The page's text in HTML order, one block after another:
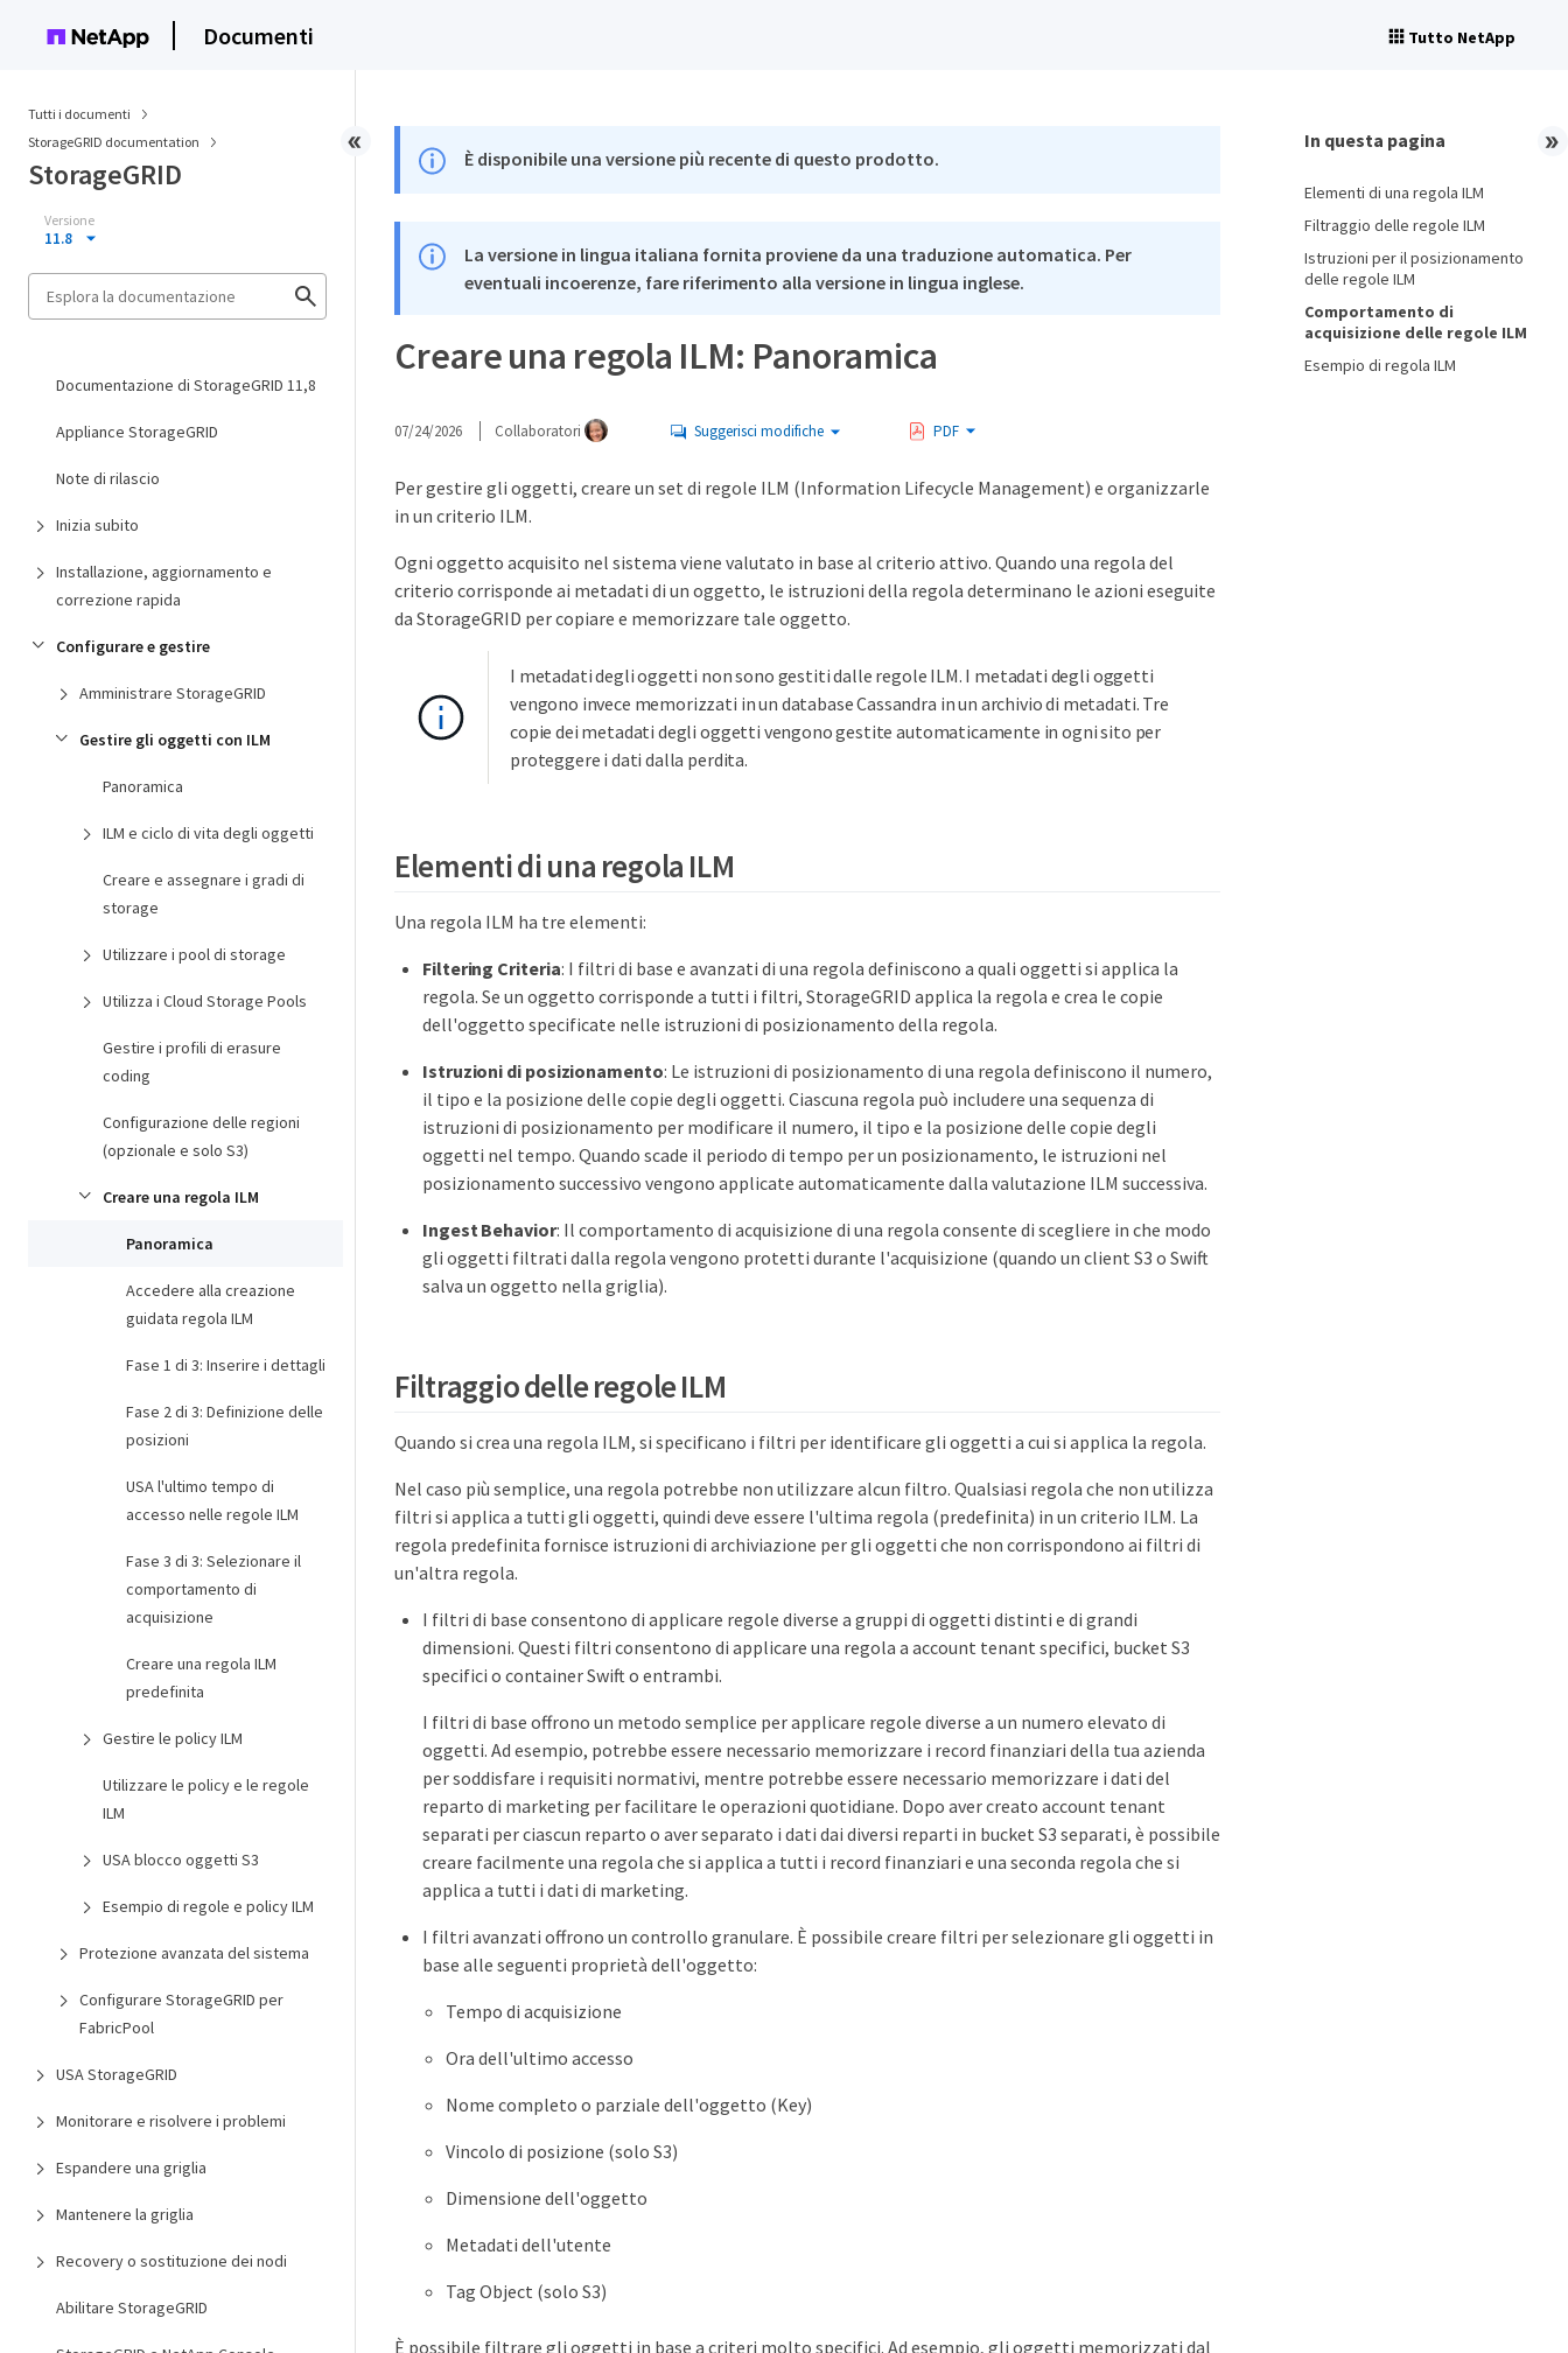
Documenti Tutto NetApp
Tutti i documenti
StorageGRID documentation
StorageGRID
Versione
11.8
Documentazione di StorageGRID 11,8
Appliance StorageGRID
Note di rilascio
Inizia subito
Installazione, aggiornamento e
correzione rapida
Configurare e gestire
Amministrare StorageGRID
Gestire gli oggetti con ILM
Panoramica
ILM e ciclo di vita degli oggetti
Creare e assegnare i gradi di
storage
Utilizzare i pool di storage
Utilizza i Cloud Storage Pools
Gestire i profili di erasure
coding
Configurazione delle regioni
(opzionale e solo S3)
Creare una regola ILM
Panoramica
Accedere alla creazione
guidata regola ILM
Fase 1 di 3: Inserire i dettagli
Fase 2 di 3: Definizione delle
posizioni
USA l'ultimo tempo di
accesso nelle regole ILM
Fase 3 di 3: Selezionare il
comportamento di
acquisizione
Creare una regola ILM
predefinita
Gestire le policy ILM
Utilizzare le policy e le regole
ILM
USA blocco oggetti S3
Esempio di regole e policy ILM
Protezione avanzata del sistema
Configurare StorageGRID per
FabricPool
USA StorageGRID
Monitorare e risolvere i problemi
Espandere una griglia
Mantenere la griglia
Recovery o sostituzione dei nodi
Abilitare StorageGRID
È disponibile una versione più recente di questo prodotto.
La versione in lingua italiana fornita proviene da una traduzione automatica. Per
eventuali incoerenze, fare riferimento alla versione in lingua inglese.
Creare una regola ILM: Panoramica
07/24/2026 Collaboratori Suggerisci modifiche PDF
Per gestire gli oggetti, creare un set di regole ILM (Information Lifecycle Management) e organizzarle
in un criterio ILM.
Ogni oggetto acquisito nel sistema viene valutato in base al criterio attivo. Quando una regola del
criterio corrisponde ai metadati di un oggetto, le istruzioni della regola determinano le azioni eseguite
da StorageGRID per copiare e memorizzare tale oggetto.
I metadati degli oggetti non sono gestiti dalle regole ILM. I metadati degli oggetti
vengono invece memorizzati in un database Cassandra in un archivio di metadati. Tre
copie dei metadati degli oggetti vengono gestite automaticamente in ogni sito per
proteggere i dati dalla perdita.
Elementi di una regola ILM
Una regola ILM ha tre elementi:
Filtering Criteria: I filtri di base e avanzati di una regola definiscono a quali oggetti si applica la
regola. Se un oggetto corrisponde a tutti i filtri, StorageGRID applica la regola e crea le copie
dell'oggetto specificate nelle istruzioni di posizionamento della regola.
Istruzioni di posizionamento: Le istruzioni di posizionamento di una regola definiscono il numero,
il tipo e la posizione delle copie degli oggetti. Ciascuna regola può includere una sequenza di
istruzioni di posizionamento per modificare il numero, il tipo e la posizione delle copie degli
oggetti nel tempo. Quando scade il periodo di tempo per un posizionamento, le istruzioni nel
posizionamento successivo vengono applicate automaticamente dalla valutazione ILM successiva.
Ingest Behavior: Il comportamento di acquisizione di una regola consente di scegliere in che modo
gli oggetti filtrati dalla regola vengono protetti durante l'acquisizione (quando un client S3 o Swift
salva un oggetto nella griglia).
Filtraggio delle regole ILM
Quando si crea una regola ILM, si specificano i filtri per identificare gli oggetti a cui si applica la regola.
Nel caso più semplice, una regola potrebbe non utilizzare alcun filtro. Qualsiasi regola che non utilizza
filtri si applica a tutti gli oggetti, quindi deve essere l'ultima regola (predefinita) in un criterio ILM. La
regola predefinita fornisce istruzioni di archiviazione per gli oggetti che non corrispondono ai filtri di
un'altra regola.
I filtri di base consentono di applicare regole diverse a gruppi di oggetti distinti e di grandi
dimensioni. Questi filtri consentono di applicare una regola a account tenant specifici, bucket S3
specifici o container Swift o entrambi.
I filtri di base offrono un metodo semplice per applicare regole diverse a un numero elevato di
oggetti. Ad esempio, potrebbe essere necessario memorizzare i record finanziari della tua azienda
per soddisfare i requisiti normativi, mentre potrebbe essere necessario memorizzare i dati del
reparto di marketing per facilitare le operazioni quotidiane. Dopo aver creato account tenant
separati per ciascun reparto o aver separato i dati dai diversi reparti in bucket S3 separati, è possibile
creare facilmente una regola che si applica a tutti i record finanziari e una seconda regola che si
applica a tutti i dati di marketing.
I filtri avanzati offrono un controllo granulare. È possibile creare filtri per selezionare gli oggetti in
base alle seguenti proprietà dell'oggetto:
Tempo di acquisizione
Ora dell'ultimo accesso
Nome completo o parziale dell'oggetto (Key)
Vincolo di posizione (solo S3)
Dimensione dell'oggetto
Metadati dell'utente
Tag Object (solo S3)
È possibile filtrare gli oggetti in base a criteri molto specifici. Ad esempio, gli oggetti memorizzati dal
In questa pagina
Elementi di una regola ILM
Filtraggio delle regole ILM
Istruzioni per il posizionamento
delle regole ILM
Comportamento di
acquisizione delle regole ILM
Esempio di regola ILM